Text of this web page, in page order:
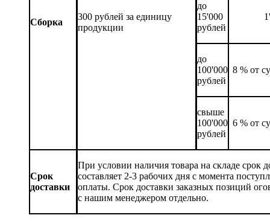
Сборка
300 рублей за единицу
продукции
до
15'000
рублей
до
100'000
рублей
8 % от
свыше
100'000
рублей
6 % от
Срок
доставки
При условии наличия товара на складе срок
составляет 2-3 рабочих дня с момента
оплаты. Срок доставки заказных позиций
с нашим менеджером отдельно.